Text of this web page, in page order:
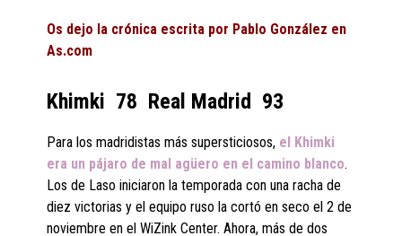
Os dejo la crónica escrita por Pablo González en
As.com
Khimki 78 Real Madrid 93
Para los madridistas más supersticiosos, el Khimki
era un pájaro de mal agüero en el camino blanco.
Los de Laso iniciaron la temporada con una racha de
diez victorias y el equipo ruso la cortó en seco el 2 de
noviembre en el WiZink Center. Ahora, más de dos